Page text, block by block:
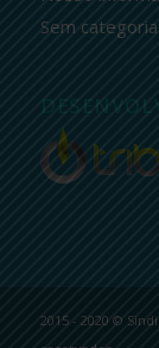
Sem categoria
2015 - 2020 ©